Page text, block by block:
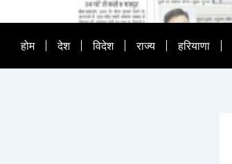
होम देश विदेश राज्य हरियाणा